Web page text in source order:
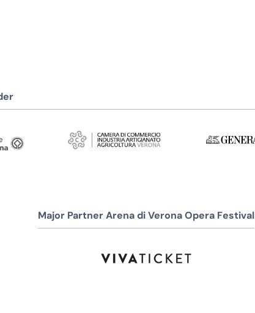
Major Partner Arena di Verona Opera Festival